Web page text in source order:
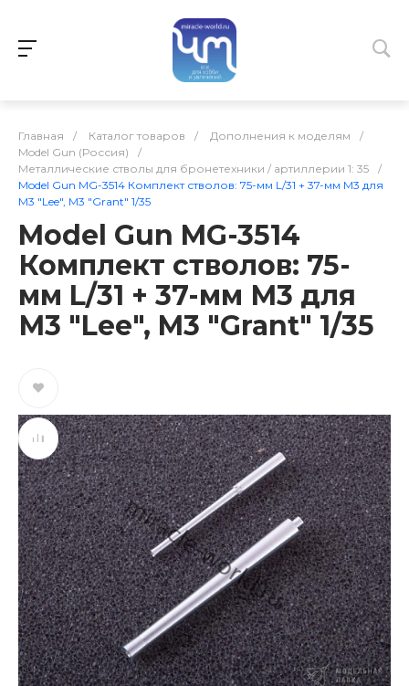
Главная / Каталог товаров / Дополнения к моделям
/
Model Gun (Россия)
/
Металлические стволы для бронетехники / артиллерии 1: 35
/
Model Gun MG-3514 Комплект стволов: 75-мм L/31 + 37-мм М3 для
М3 "Lee", M3 "Grant" 1/35
Model Gun MG-3514
Комплект стволов: 75-
мм L/31 + 37-мм М3 для
М3 "Lee", M3 "Grant" 1/35